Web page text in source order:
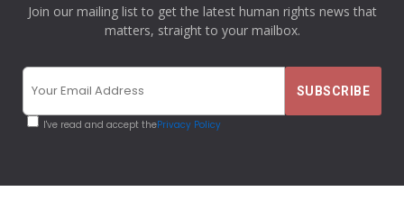
Join our mailing list to get the latest human rights news that
matters, straight to your mailbox.
I've read and accept thePrivacy Policy